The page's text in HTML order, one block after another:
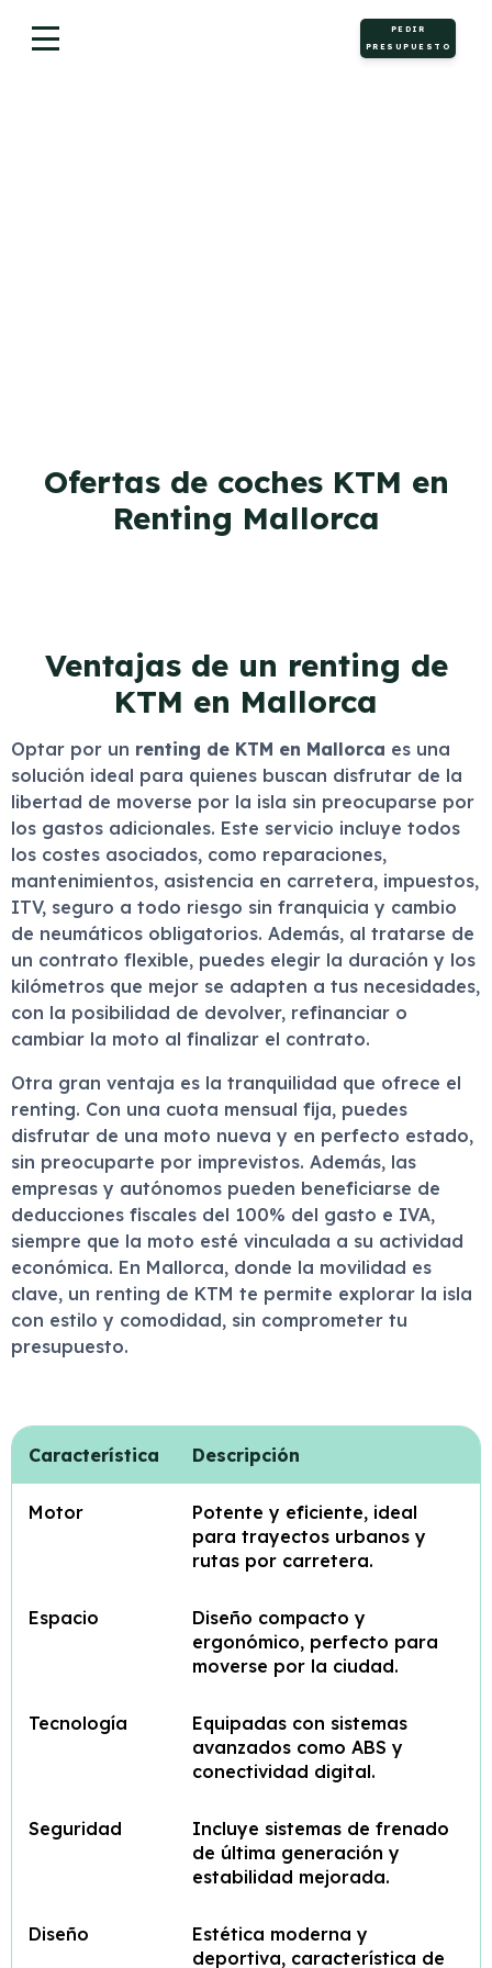
PEDIR
PRESUPUESTO
Ofertas de coches KTM en
Renting Mallorca
Ventajas de un renting de
KTM en Mallorca
Optar por un renting de KTM en Mallorca es una
solución ideal para quienes buscan disfrutar de la
libertad de moverse por la isla sin preocuparse por
los gastos adicionales. Este servicio incluye todos
los costes asociados, como reparaciones,
mantenimientos, asistencia en carretera, impuestos,
ITV, seguro a todo riesgo sin franquicia y cambio
de neumáticos obligatorios. Además, al tratarse de
un contrato flexible, puedes elegir la duración y los
kilómetros que mejor se adapten a tus necesidades,
con la posibilidad de devolver, refinanciar o
cambiar la moto al finalizar el contrato.
Otra gran ventaja es la tranquilidad que ofrece el
renting. Con una cuota mensual fija, puedes
disfrutar de una moto nueva y en perfecto estado,
sin preocuparte por imprevistos. Además, las
empresas y autónomos pueden beneficiarse de
deducciones fiscales del 100% del gasto e IVA,
siempre que la moto esté vinculada a su actividad
económica. En Mallorca, donde la movilidad es
clave, un renting de KTM te permite explorar la isla
con estilo y comodidad, sin comprometer tu
presupuesto.
Característica Descripción
Motor
Potente y eficiente, ideal
para trayectos urbanos y
rutas por carretera.
Espacio
Diseño compacto y
ergonómico, perfecto para
moverse por la ciudad.
Tecnología
Equipadas con sistemas
avanzados como ABS y
conectividad digital.
Seguridad
Incluye sistemas de frenado
de última generación y
estabilidad mejorada.
Diseño
Estética moderna y
deportiva, característica de